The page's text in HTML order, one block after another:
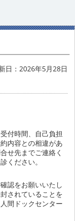
日：2026年5月28日
付時間、自己負担
内容との相違があ
せ先までご連絡く
ください。
認をお願いいたし
されていることを
間ドックセンター